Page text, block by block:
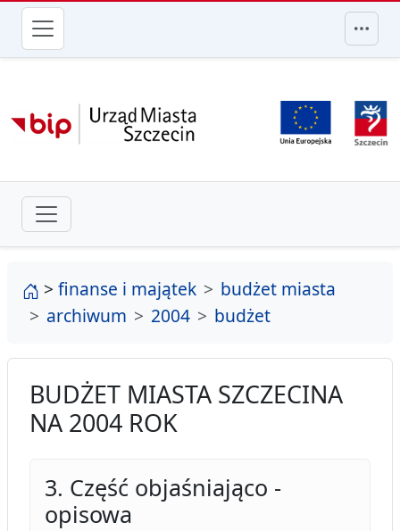
przejdź do głównego menu
strona główna
> finanse i majątek
budżet miasta
archiwum
2004 budżet
BUDŻET MIASTA SZCZECINA
NA 2004 ROK
3. Część objaśniająco -
opisowa